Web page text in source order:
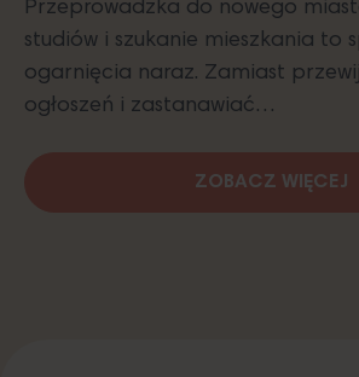
Przeprowadzka do nowego
studiów i szukanie mieszkania to
ogarnięcia naraz. Zamiast
ogłoszeń i zastanawiać…
ZOBACZ WIĘCEJ